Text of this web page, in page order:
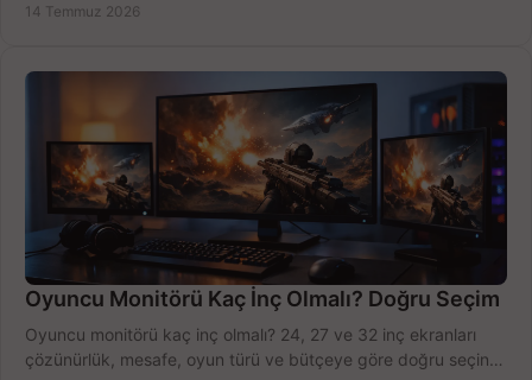
14 Temmuz 2026
Oyuncu Monitörü Kaç İnç Olmalı? Doğru Seçim
Oyuncu monitörü kaç inç olmalı? 24, 27 ve 32 inç ekranları
çözünürlük, mesafe, oyun türü ve bütçeye göre doğru seçin,